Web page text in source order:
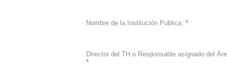
Nombre de la Institución Publica:*
Director del TH o Responsable asignado del
*